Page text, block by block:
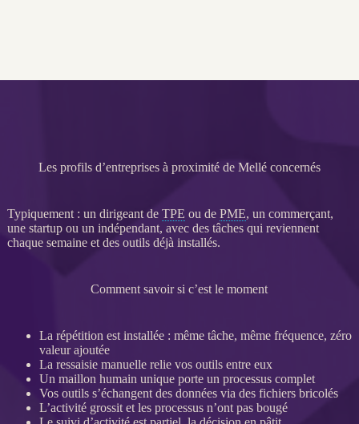
Les profils d’entreprises à proximité de Mellé concernés
Typiquement : un dirigeant de TPE ou de PME, un commerçant,
une startup ou un indépendant, avec des tâches qui reviennent
chaque semaine et des outils déjà installés.
Comment savoir si c’est le moment
La répétition est installée : même tâche, même fréquence, zéro
valeur ajoutée
La ressaisie manuelle relie vos outils entre eux
Un maillon humain unique porte un processuscomplet
Vos outils s’échangent des donnéesvia des fichiers bricolés
L’activité grossit et les processusn’ont pas bougé